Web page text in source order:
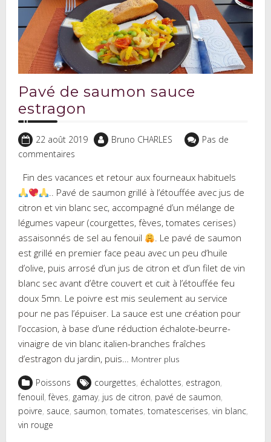
Pavé de saumon sauce
estragon
22 août 2019 Bruno CHARLES
Pas de
commentaires
Fin des vacances et retour aux fourneaux habituels
.. Pavé de saumon grillé à l’étouffée avec jus de
citron et vin blanc sec, accompagné d’un mélange de
légumes vapeur (courgettes, fèves, tomates cerises)
assaisonnés de sel au fenouil
. Le pavé de saumon
est grillé en premier face peau avec un peu d’huile
d’olive, puis arrosé d’un jus de citron et d’un filet de vin
blanc sec avant d’être couvert et cuit à l’étouffée feu
doux 5mn. Le poivre est mis seulement au service
pour ne pas l’épuiser. La sauce est une création pour
l’occasion, à base d’une réduction échalote-beurre-
vinaigre de vin blanc italien-branches fraîches
d’estragon du jardin, puis… Montrer plus
Poissons courgettes, échalottes, estragon,
fenouil,fèves, gamay, jus de citron, pavé de saumon,
poivre, sauce, saumon, tomates, tomatescerises, vin blanc,
vin rouge